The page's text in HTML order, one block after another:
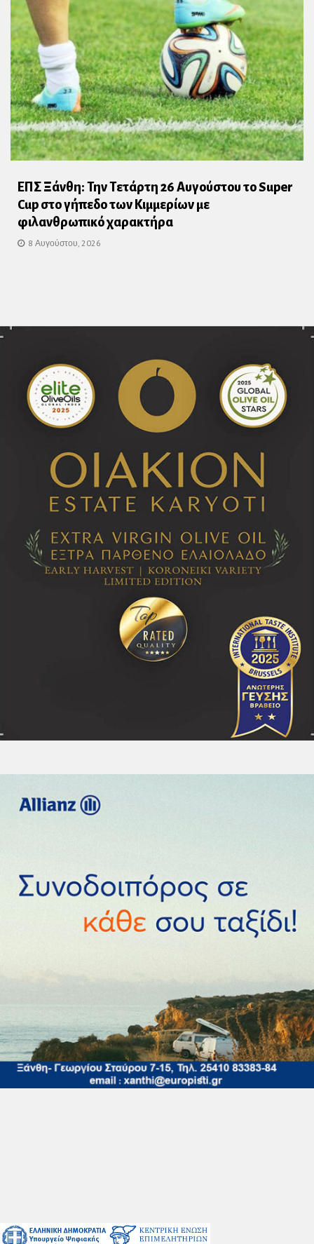
ΕΠΣ Ξάνθη: Την Τετάρτη 26 Αυγούστου το Super
Cup στο γήπεδο των Κιμμερίων με
φιλανθρωπικό χαρακτήρα
8 Αυγούστου, 2026